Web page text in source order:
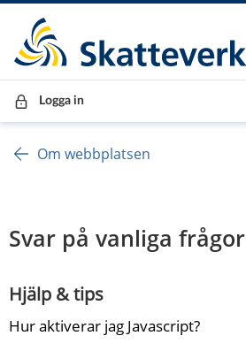
Till innehåll
Till navigationen
Till chattrobot
Logga in
Om webbplatsen
Svar på vanliga frågor
Hjälp & tips
Hur aktiverar jag Javascript?